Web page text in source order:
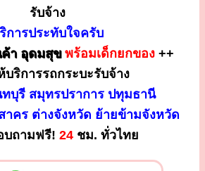
รับจ้าง
การประทับใจครับ
า อุดมสุข พร้อมเด็กยกของ ++
ริการรถกระบะรับจ้าง
ทบุรี สมุทรปราการ ปทุมธานี
คร ต่างจังหวัด ย้ายข้ามจังหวัด
บถามฟรี! 24 ชม. ทั่วไทย